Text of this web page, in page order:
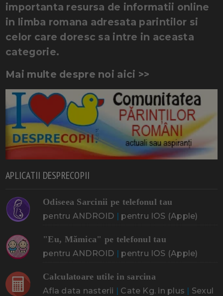
importanta resursa de informatii online
in limba romana adresata parintilor si
celor care doresc sa intre in aceasta
categorie.
Mai multe despre noi aici >>
APLICATII DESPRECOPII
Odiseea Sarcinii pe telefonul tau
pentru ANDROID | pentru IOS (Apple)
"Eu, Mămica" pe telefonul tau
pentru ANDROID | pentru IOS (Apple)
Calculatoare utile in sarcina
Afla data nasterii | Cate Kg. in plus | Sexul